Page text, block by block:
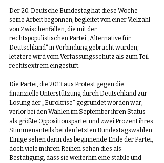
Der 20. Deutsche Bundestag hat diese Woche
seine Arbeit begonnen, begleitet von einer Vielzahl
von Zwischenfällen, die mit der
rechtspopulistischen Partei „Alternative für
Deutschland“ in Verbindung gebracht wurden;
letztere wird vom Verfassungsschutz als zum Teil
rechtsextrem eingestuft.
Die Partei, die 2013 aus Protest gegen die
finanzielle Unterstützung durch Deutschland zur
Lösung der „Eurokrise“ gegründet worden war,
verlor bei den Wahlen im September ihren Status
als größte Oppositionspartei und zwei Prozent ihres
Stimmenanteils bei den letzten Bundestagswahlen.
Einige sehen darin das beginnende Ende der Partei,
doch viele in ihren Reihen sehen dies als
Bestätigung, dass sie weiterhin eine stabile und